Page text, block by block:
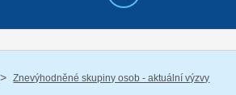
/ Znevýhodněné skupiny osob - aktuální výzvy